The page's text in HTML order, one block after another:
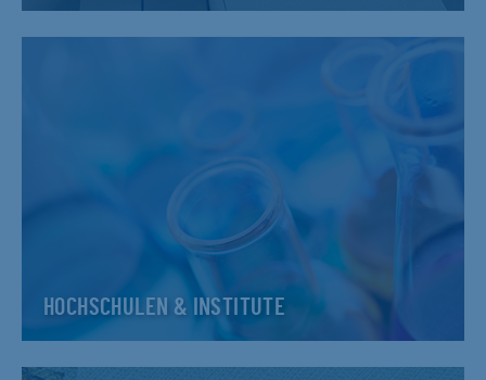
HOCHSCHULEN & INSTITUTE